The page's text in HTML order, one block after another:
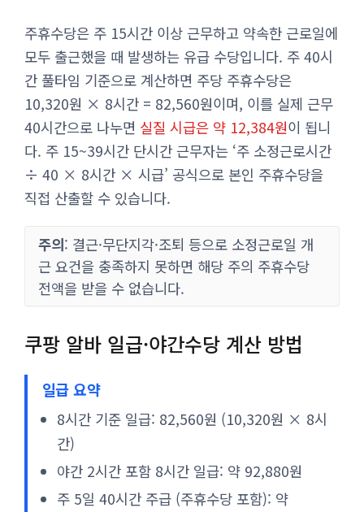
주휴수당은 주 15시간 이상 근무하고 약속한 근로일에
모두 출근했을 때 발생하는 유급 수당입니다. 주 40시
간 풀타임 기준으로 계산하면 주당 주휴수당은
10,320원 × 8시간 = 82,560원이며, 이를 실제 근무
40시간으로 나누면 실질 시급은 약 12,384원이 됩니
다. 주 15~39시간 단시간 근무자는 ‘주 소정근로시간
÷ 40 × 8시간 × 시급’ 공식으로 본인 주휴수당을
직접 산출할 수 있습니다.
주의: 결근·무단지각·조퇴 등으로 소정근로일 개
근 요건을 충족하지 못하면 해당 주의 주휴수당
전액을 받을 수 없습니다.
쿠팡 알바 일급·야간수당 계산 방법
일급 요약
8시간 기준 일급: 82,560원 (10,320원 × 8시
간)
야간 2시간 포함 8시간 일급: 약 92,880원
주 5일 40시간 주급 (주휴수당 포함): 약